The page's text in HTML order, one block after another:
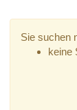
Sie suchen
keine